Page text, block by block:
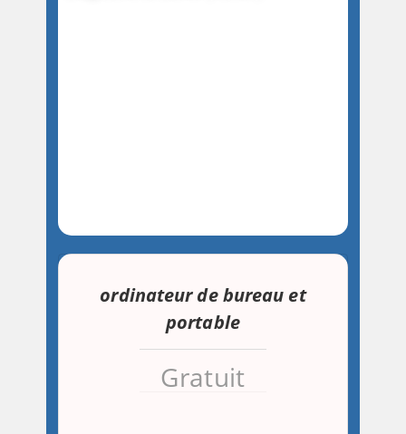
ordinateur de bureau et
portable
Gratuit